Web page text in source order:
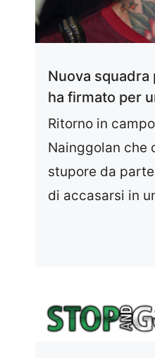
Nuova squadra
ha firmato per
Ritorno in
Nainggolan che
stupore da
di accasarsi in